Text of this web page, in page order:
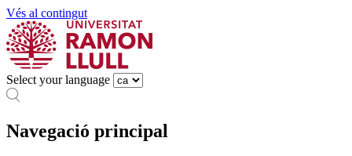
Vés al contingut
Select your language
Navegació principal